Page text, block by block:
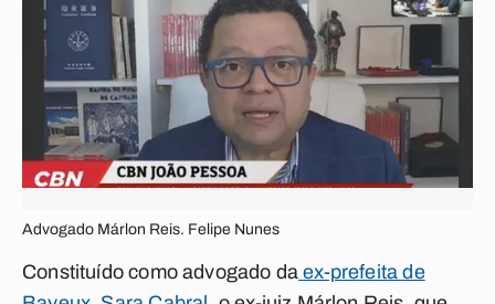
Advogado Márlon Reis. Felipe Nunes
Constituído como advogado da ex-prefeita de